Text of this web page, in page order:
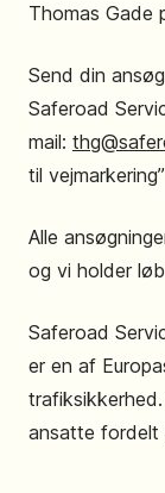
Thomas Gade
Send din
Saferoad
mail:
til vejmarkering”
Alle
og vi holder
Saferoad
er en af
ansatte fordelt